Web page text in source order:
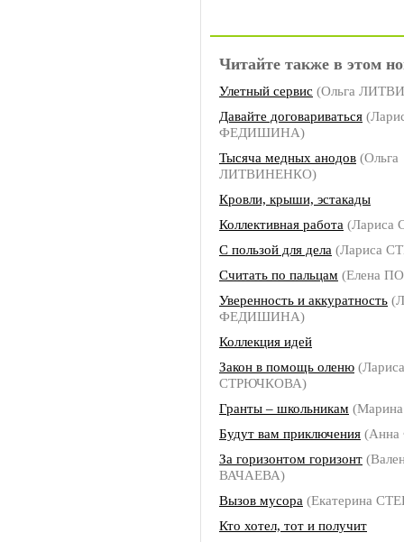
Читайте также в этом
Улетный сервис (Ольга
Давайте договариваться
ФЕДИШИНА)
Тысяча медных анодов (Ольга
ЛИТВИНЕНКО)
Кровли, крыши, эстакады
Коллективная работа (Лариса
С пользой для дела (Лариса
Считать по пальцам (Елена
Уверенность и аккуратность
ФЕДИШИНА)
Коллекция идей
Закон в помощь оленю (Лариса
СТРЮЧКОВА)
Гранты – школьникам
Будут вам приключения
За горизонтом горизонт
ВАЧАЕВА)
Вызов мусора (Екатерина
Кто хотел, тот и получит